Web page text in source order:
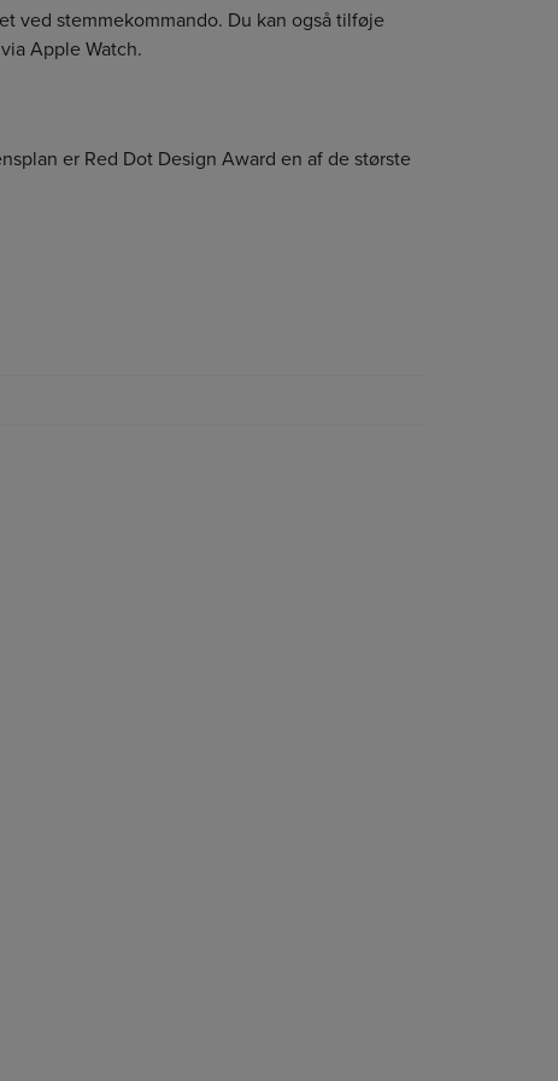
ved stemmekommando. Du kan også tilføje
Apple Watch.
er Red Dot Design Award en af de største